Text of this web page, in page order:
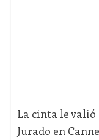
La cinta le
Jurado en